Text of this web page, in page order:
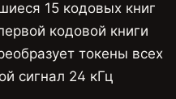
15 кодовых книг
кодовой книги
токены всех
сигнал 24 кГц